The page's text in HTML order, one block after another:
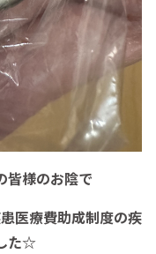
様のお陰で
医療費助成制度の疾
た☆